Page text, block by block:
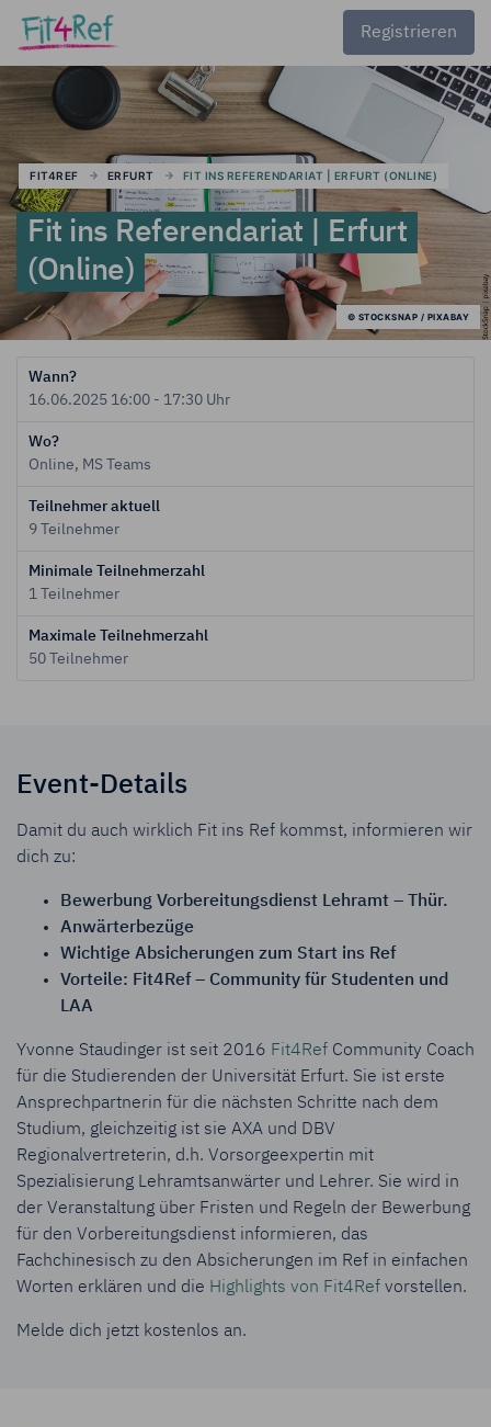
Registrieren
© STOCKSNAP / PIXABAY
FIT4REF ERFURT FIT INS REFERENDARIAT | ERFURT (ONLINE)
Fit ins Referendariat | Erfurt
(Online)
Wann?
16.06.2025 16:00 - 17:30 Uhr
Wo?
Online, MS Teams
Teilnehmer aktuell
9 Teilnehmer
Minimale Teilnehmerzahl
1 Teilnehmer
Maximale Teilnehmerzahl
50 Teilnehmer
Event-Details
Damit du auch wirklich Fit ins Ref kommst, informieren wir
dich zu:
Bewerbung Vorbereitungsdienst Lehramt – Thür.
Anwärterbezüge
Wichtige Absicherungen zum Start ins Ref
Vorteile: Fit4Ref – Community für Studenten und
LAA
Yvonne Staudinger ist seit 2016 Fit4Ref Community Coach
für die Studierenden der Universität Erfurt. Sie ist erste
Ansprechpartnerin für die nächsten Schritte nach dem
Studium, gleichzeitig ist sie AXA und DBV
Regionalvertreterin, d.h. Vorsorgeexpertin mit
Spezialisierung Lehramtsanwärter und Lehrer. Sie wird in
der Veranstaltung über Fristen und Regeln der Bewerbung
für den Vorbereitungsdienst informieren, das
Fachchinesisch zu den Absicherungen im Ref in einfachen
Worten erklären und die Highlights von Fit4Ref vorstellen.
Melde dich jetzt kostenlos an.